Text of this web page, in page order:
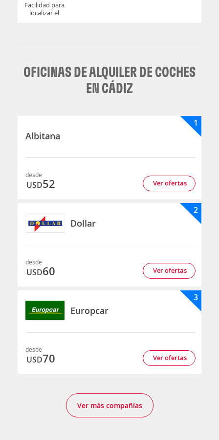
Facilidad para
localizar el
OFICINAS DE ALQUILER DE COCHES
EN CÁDIZ
Albitana
1
desde
USD52 Ver ofertas
Dollar
2
desde
USD60 Ver ofertas
Europcar
3
desde
USD70 Ver ofertas
Ver más compañías